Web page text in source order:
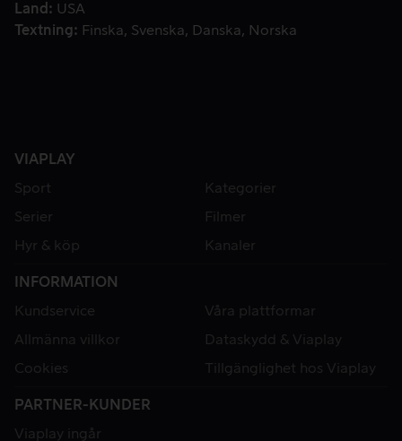
Land
USA
Textning
Finska Svenska Danska Norska
VIAPLAY
Sport
Kategorier
Serier
Filmer
Hyr & köp
Kanaler
INFORMATION
Kundservice
Våra plattformar
Allmänna villkor
Dataskydd & Viaplay
Cookies
Tillgänglighet hos Viaplay
PARTNER-KUNDER
Viaplay ingår